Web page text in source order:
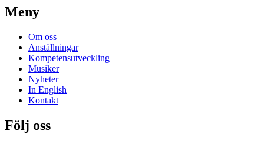
Meny
Om oss
Anställningar
Kompetensutveckling
Musiker
Nyheter
In English
Kontakt
Följ oss